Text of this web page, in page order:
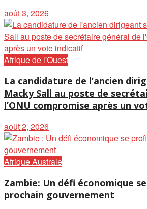
août 3, 2026
Afrique de l'Ouest
La candidature de l’ancien
Macky Sall au poste de
l’ONU compromise après un
août 2, 2026
Afrique Australe
Zambie: Un défi économique
prochain gouvernement